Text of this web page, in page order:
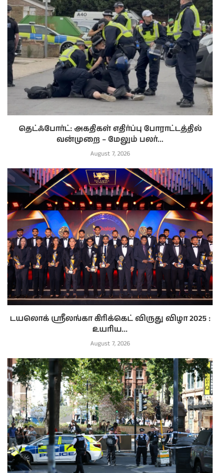
தெட்ஃபோர்ட்: அகதிகள் எதிர்ப்பு போராட்டத்தில்
வன்முறை – மேலும் பலர்...
August 7, 2026
டயலொக் ஸ்ரீலங்கா கிரிக்கெட் விருது விழா 2025 :
உயரிய...
August 7, 2026